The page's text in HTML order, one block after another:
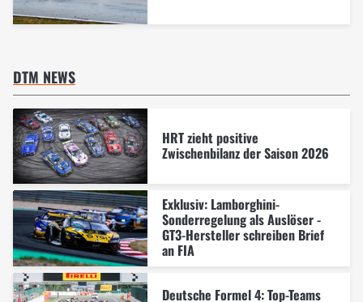
DTM NEWS
HRT zieht positive
Zwischenbilanz der Saison 2026
Exklusiv: Lamborghini-
Sonderregelung als Auslöser -
GT3-Hersteller schreiben Brief
an FIA
Deutsche Formel 4: Top-Teams